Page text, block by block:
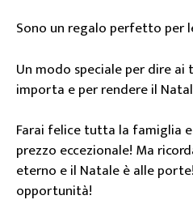
Sono un regalo perfetto per
Un modo speciale per dire
importa e per rendere il
Farai felice tutta la famiglia
prezzo eccezionale! Ma
eterno e il Natale è alle
opportunità!